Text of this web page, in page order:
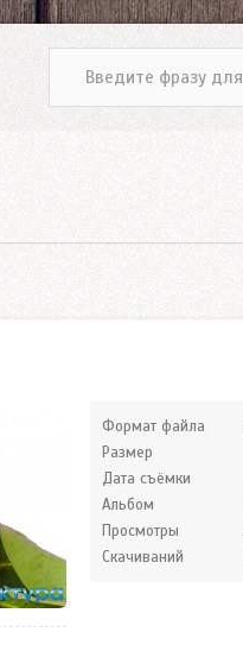
Формат файла
Размер
Дата съёмки
Альбом
Просмотры
Скачиваний